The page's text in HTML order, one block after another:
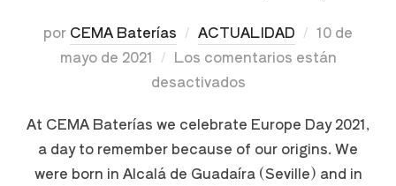
por CEMA Baterías ACTUALIDAD
10 de
mayo de 2021
Los comentarios están
desactivados
At CEMA Baterías we celebrate Europe Day 2021,
a day to remember because of our origins. We
were born in Alcalá de Guadaíra (Seville) and in